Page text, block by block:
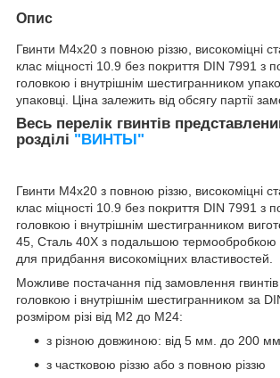
Опис
Гвинти М4х20 з повною різзю, високоміцні
клас міцності 10.9 без покриття DIN 7991 з
головкою і внутрішнім шестигранником
упаковці. Ціна залежить від обсягу партії
Весь перелік гвинтів
розділі "ВИНТЫ"
Гвинти М4х20 з повною різзю, високоміцні
клас міцності 10.9 без покриття DIN 7991 з
головкою і внутрішнім шестигранником
45, Сталь 40Х з подальшою термообробкою
для придбання високоміцних властивостей.
Можливе постачання під замовлення гвинтів
головкою і внутрішнім шестигранником за
розміром різі від М2 до М24:
з різною довжиною: від 5 мм. до 200 мм.
з частковою різзю або з повною різзю